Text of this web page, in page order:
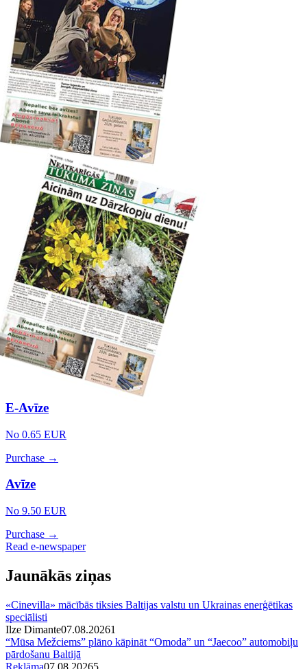
E-Avīze
No 0.65 EUR
Purchase →
Avīze
No 9.50 EUR
Purchase →
Read e-newspaper
Jaunākās ziņas
«Cinevilla» mācībās tiksies Baltijas valstu un Ukrainas enerģētikas
speciālisti
Ilze Dimante07.08.20261
“Mūsa Mežciems” plāno kāpināt “Omoda” un “Jaecoo” automobiļu
pārdošanu Baltijā
Reklāma07.08.20265